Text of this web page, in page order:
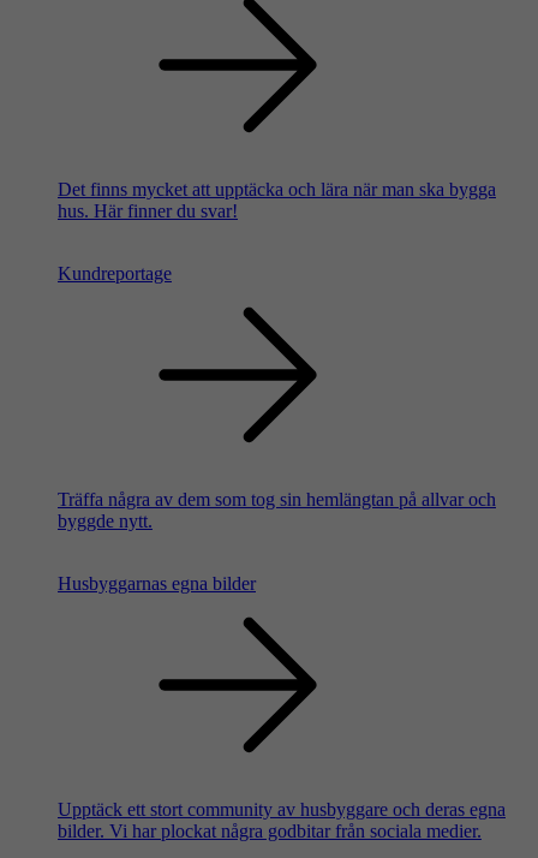
Det finns mycket att upptäcka och lära när man ska bygga
hus. Här finner du svar!
Kundreportage
Träffa några av dem som tog sin hemlängtan på allvar och
byggde nytt.
Husbyggarnas egna bilder
Upptäck ett stort community av husbyggare och deras egna
bilder. Vi har plockat några godbitar från sociala medier.